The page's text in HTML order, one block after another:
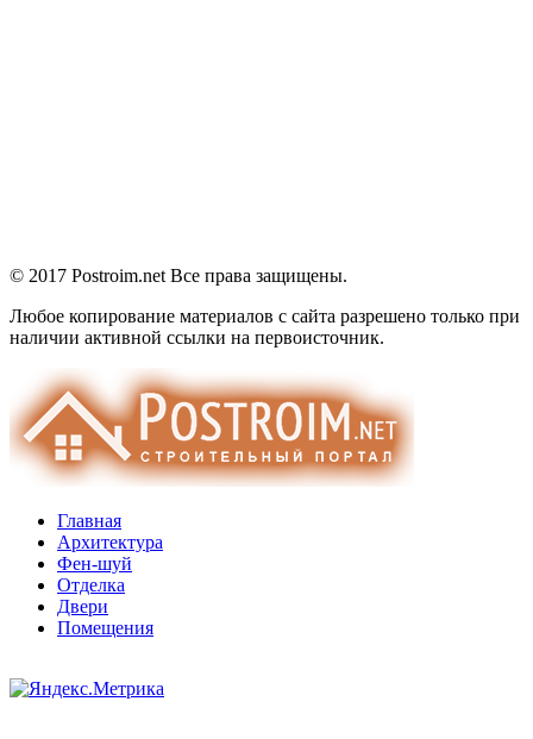
© 2017 Postroim.net Все права защищены.
Любое копирование материалов с сайта разрешено только при
наличии активной ссылки на первоисточник.
Главная
Архитектура
Фен-шуй
Отделка
Двери
Помещения